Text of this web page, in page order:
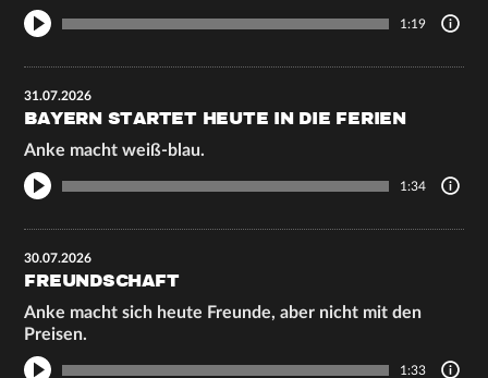
1:19
31.07.2026
BAYERN STARTET HEUTE IN DIE FERIEN
Anke macht weiß-blau.
1:34
30.07.2026
FREUNDSCHAFT
Anke macht sich heute Freunde, aber nicht mit den
Preisen.
1:33